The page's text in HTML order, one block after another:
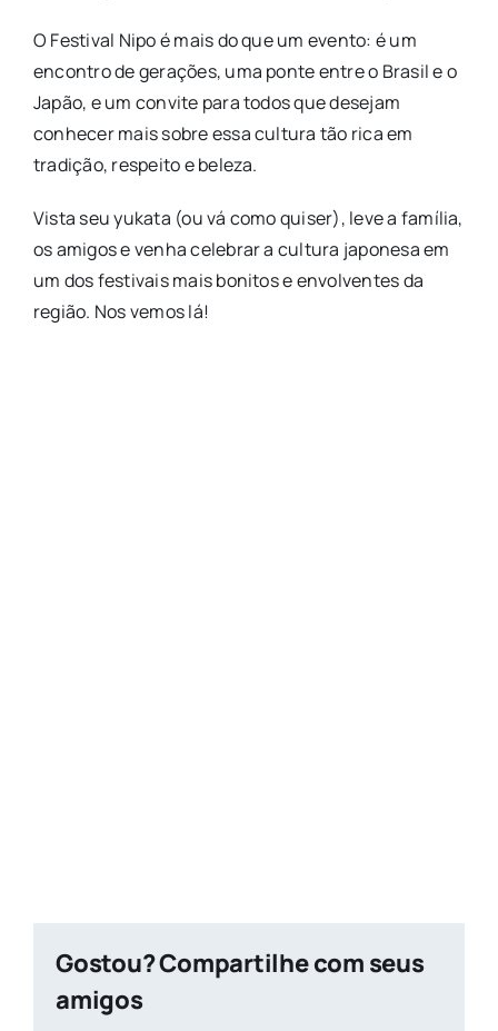
O Festival Nipo é mais do que um evento: é um
encontro de gerações, uma ponte entre o Brasil e o
Japão, e um convite para todos que desejam
conhecer mais sobre essa cultura tão rica em
tradição, respeito e beleza.
Vista seu yukata (ou vá como quiser), leve a família,
os amigos e venha celebrar a cultura japonesa em
um dos festivais mais bonitos e envolventes da
região. Nos vemos lá!
Gostou? Compartilhe com seus
amigos